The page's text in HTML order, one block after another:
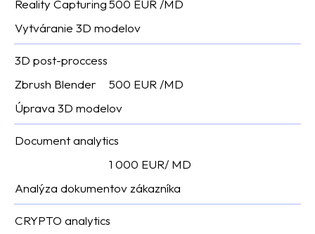
Reality Capturing500 EUR /MD
Vytváranie 3D modelov
3D post-proccess
Zbrush Blender
500 EUR /MD
Úprava 3D modelov
Document analytics
1 000 EUR/ MD
Analýza dokumentov zákazníka
CRYPTO analytics